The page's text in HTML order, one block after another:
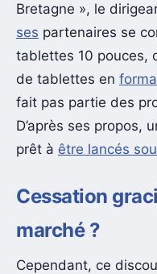
Bretagne », le
ses partenaires se
tablettes 10 pouces,
de tablettes en
fait pas partie des
D’après ses propos,
prêt à être lancés
Cessation
marché ?
Cependant, ce